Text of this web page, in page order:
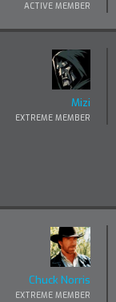
ACTIVE MEMBER
Mizi
EXTREME MEMBER
Chuck Norris
EXTREME MEMBER